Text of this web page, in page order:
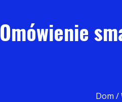
Omówienie
Dom /